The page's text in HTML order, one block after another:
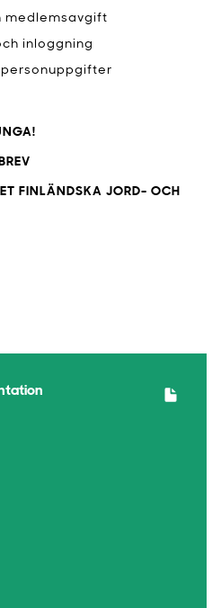
medlemsavgift
inloggning
FINLÄNDSKA JORD- OCH